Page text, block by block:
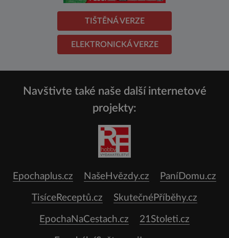
TIŠTĚNÁ VERZE
ELEKTRONICKÁ VERZE
Navštivte také naše další internetové
projekty:
Epochaplus.cz NašeHvězdy.cz PaníDomu.cz
TisíceReceptů.cz SkutečnéPříběhy.cz
EpochaNaCestach.cz 21Stoleti.cz